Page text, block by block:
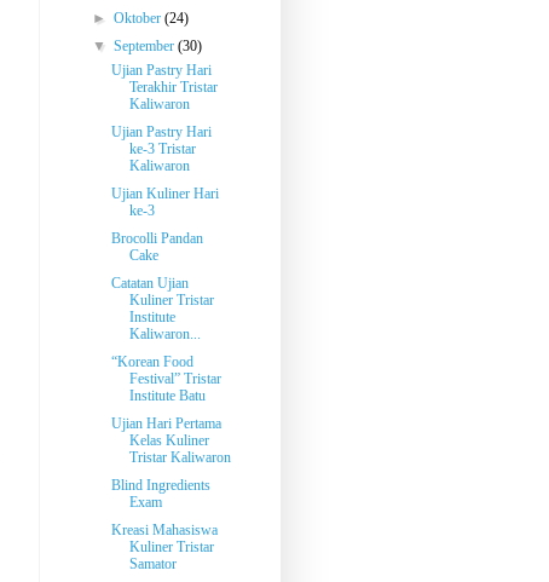
►Oktober(24)
▼September(30)
Ujian Pastry Hari
Terakhir Tristar
Kaliwaron
Ujian Pastry Hari
ke-3 Tristar
Kaliwaron
Ujian Kuliner Hari
ke-3
Brocolli Pandan
Cake
Catatan Ujian
Kuliner Tristar
Institute
Kaliwaron...
“Korean Food
Festival” Tristar
Institute Batu
Ujian Hari Pertama
Kelas Kuliner
Tristar Kaliwaron
Blind Ingredients
Exam
Kreasi Mahasiswa
Kuliner Tristar
Samator